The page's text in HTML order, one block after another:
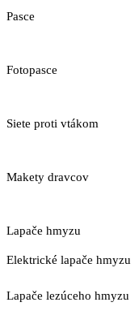
Pasce
Fotopasce
Siete proti vtákom
Makety dravcov
Lapače hmyzu
Elektrické lapače hmyzu
Lapače lezúceho hmyzu